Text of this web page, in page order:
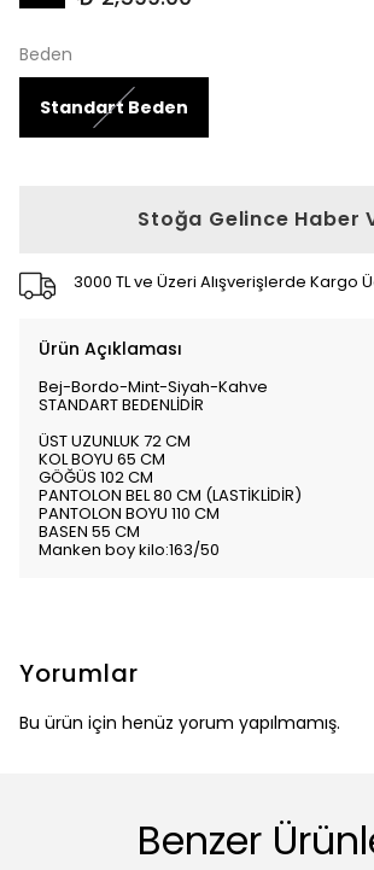
Beden
Standart Beden
Stoğa Gelince Haber
3000 TL ve Üzeri Alışverişlerde Kargo
Ürün Açıklaması
Bej-Bordo-Mint-Siyah-Kahve
STANDART BEDENLİDİR
ÜST UZUNLUK 72 CM
KOL BOYU 65 CM
GÖĞÜS 102 CM
PANTOLON BEL 80 CM (LASTİKLİDİR)
PANTOLON BOYU 110 CM
BASEN 55 CM
Manken boy kilo:163/50
Yorumlar
Bu ürün için henüz yorum yapılmamış.
Benzer